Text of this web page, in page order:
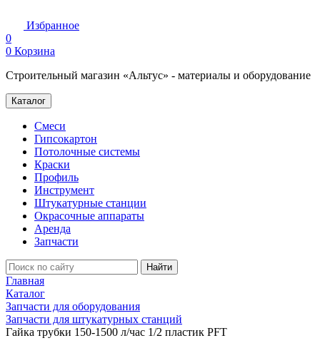
Избранное
0
0 Корзина
Строительный магазин «Альтус» - материалы и оборудование
Каталог
Смеси
Гипсокартон
Потолочные системы
Краски
Профиль
Инструмент
Штукатурные станции
Окрасочные аппараты
Аренда
Запчасти
Найти
Главная
Каталог
Запчасти для оборудования
Запчасти для штукатурных станций
Гайка трубки 150-1500 л/час 1/2 пластик PFT